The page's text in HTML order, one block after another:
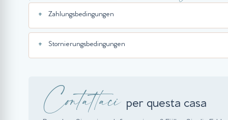
Zahlungsbedingungen
Stornierungsbedingungen
Contattaci per questa casa